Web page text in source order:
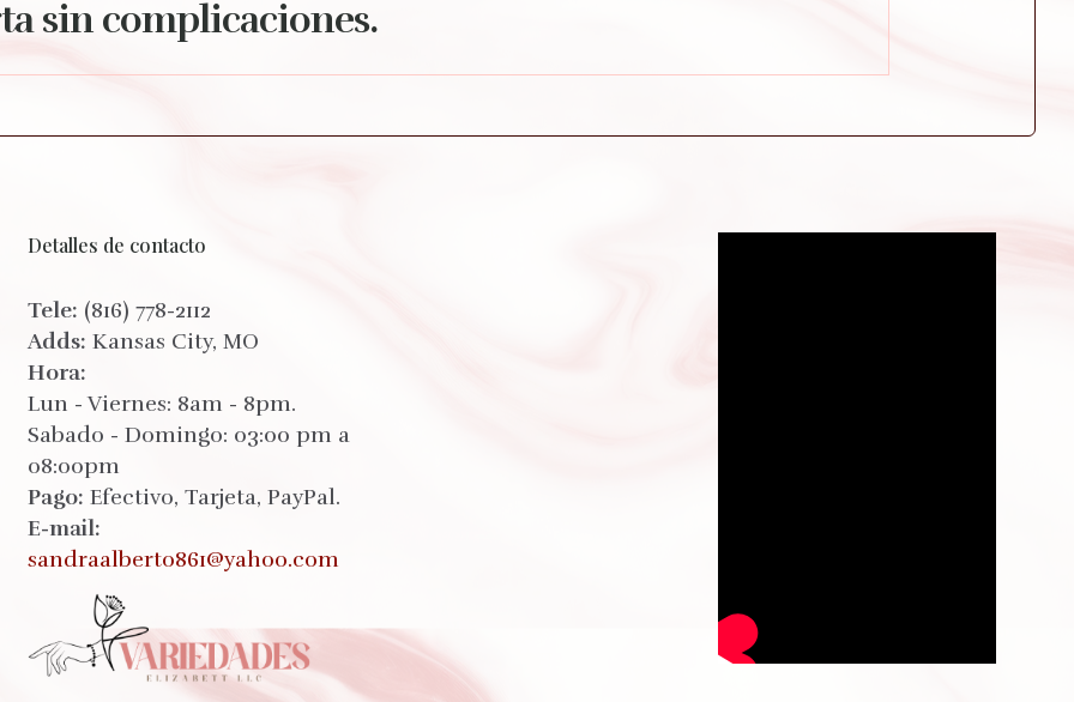
sin complicaciones.
Detalles de contacto
Tele: (816) 778-2112
Adds: Kansas City, MO
Hora:
Lun - Viernes: 8am - 8pm.
Sabado - Domingo: 03:00 pm a
08:00pm
Pago: Efectivo, Tarjeta, PayPal.
E-mail:
sandraalberto861@yahoo.com